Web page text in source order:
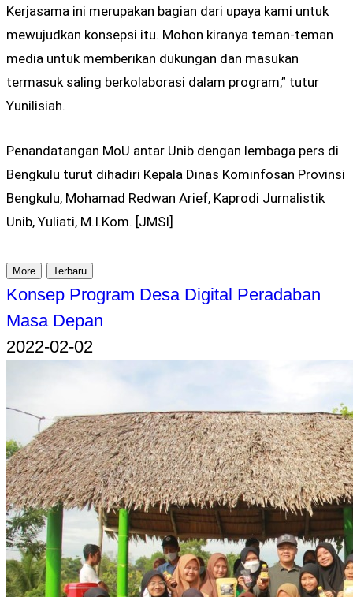
Kerjasama ini merupakan bagian dari upaya kami untuk
mewujudkan konsepsi itu. Mohon kiranya teman-teman
media untuk memberikan dukungan dan masukan
termasuk saling berkolaborasi dalam program,” tutur
Yunilisiah.
Penandatangan MoU antar Unib dengan lembaga pers di
Bengkulu turut dihadiri Kepala Dinas Kominfosan Provinsi
Bengkulu, Mohamad Redwan Arief, Kaprodi Jurnalistik
Unib, Yuliati, M.I.Kom. [JMSI]
More Terbaru
Konsep Program Desa Digital Peradaban
Masa Depan
2022-02-02